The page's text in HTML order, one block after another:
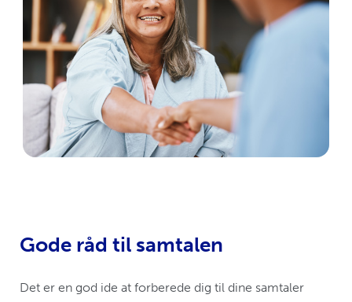
Gode råd til samtalen
Det er en god ide at forberede dig til dine samtaler